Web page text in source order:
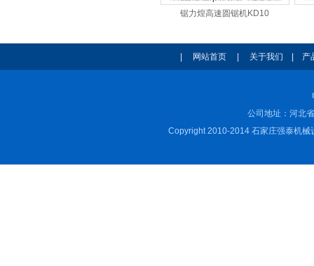
锯力煌高速圆锯机KD10
网站首页| 关于我们 产
公司地址：河北
Copyright 2010-2014 石家庄强泰机